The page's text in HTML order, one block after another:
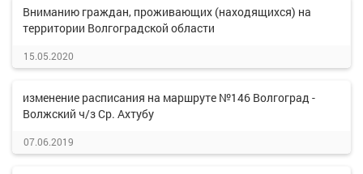
Вниманию граждан, проживающих (находящихся) на
территории Волгоградской области
15.05.2020
изменение расписания на маршруте №146 Волгоград -
Волжский ч/з Ср. Ахтубу
07.06.2019